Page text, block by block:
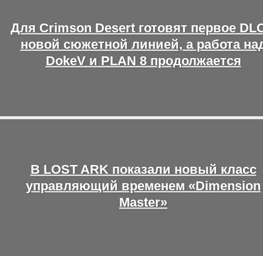
Для Crimson Desert готовят первое
новой сюжетной линией, а работа
DokeV и PLAN 8 продолжается
В LOST ARK показали новый класс
управляющий временем «Dimension
Master»